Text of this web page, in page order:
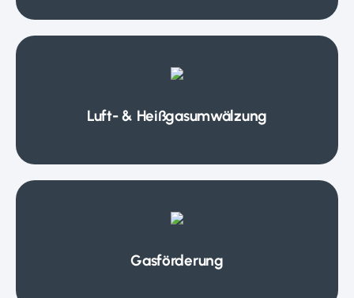
Luft- & Heißgasumwälzung
Gasförderung